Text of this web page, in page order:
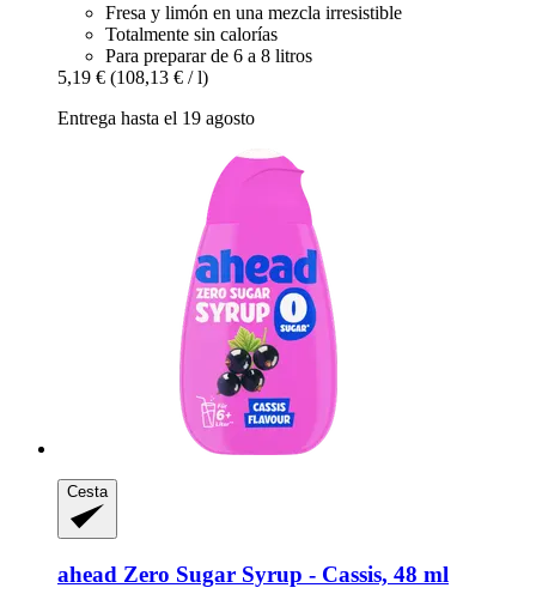
Fresa y limón en una mezcla irresistible
Totalmente sin calorías
Para preparar de 6 a 8 litros
5,19 € (108,13 € / l)
Entrega hasta el 19 agosto
Cesta
ahead Zero Sugar Syrup -​ Cassis, 48 ml